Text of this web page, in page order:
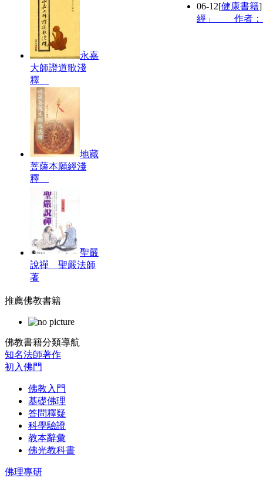
永嘉
大師證道歌淺
釋
地藏
菩薩本願經淺
釋
聖嚴
說禪 聖嚴法師
著
06-12[健康書籍
經」 作者：
推薦佛教書籍
佛教書籍分類導航
知名法師著作
初入佛門
佛教入門
基礎佛理
答問釋疑
科學驗證
教本辭彙
佛光教科書
佛理專研